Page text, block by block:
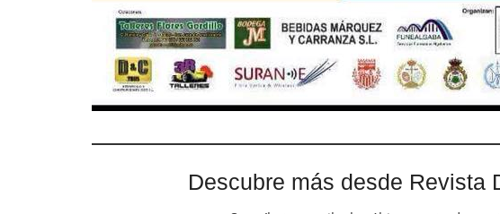
Descubre más desde Revista